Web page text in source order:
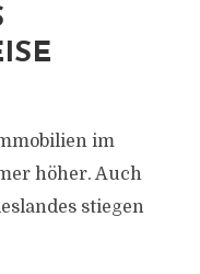
im
höher. Auch
stiegen